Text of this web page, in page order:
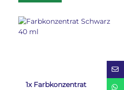
1x Farbkonzentrat